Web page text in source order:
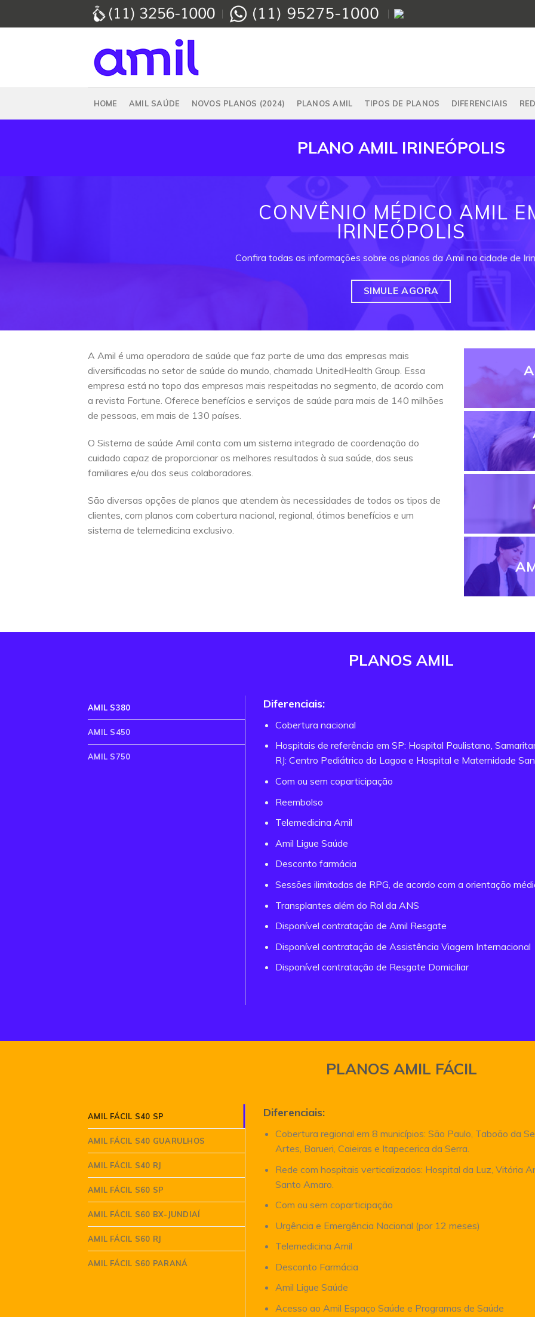
HOME AMIL SAÚDE NOVOS PLANOS (2024) PLANOS AMIL TIPOS DE PLANOS DIFERENCIAIS
PLANO AMIL IRINEÓPOLIS
CONVÊNIO MÉDICO AMIL
IRINEÓPOLIS
Confira todas as informações sobre os planos da Amil na cidade de
SIMULE AGORA
A Amil é uma operadora de saúde que faz parte de uma das empresas mais
diversificadas no setor de saúde do mundo, chamada UnitedHealth Group. Essa
empresa está no topo das empresas mais respeitadas no segmento, de acordo com
a revista Fortune. Oferece benefícios e serviços de saúde para mais de 140 milhões
de pessoas, em mais de 130 países.
O Sistema de saúde Amil conta com um sistema integrado de coordenação do
cuidado capaz de proporcionar os melhores resultados à sua saúde, dos seus
familiares e/ou dos seus colaboradores.
São diversas opções de planos que atendem às necessidades de todos os tipos de
clientes, com planos com cobertura nacional, regional, ótimos benefícios e um
sistema de telemedicina exclusivo.
PLANOS AMIL
AMIL S380
AMIL S450
AMIL S750
Diferenciais:
Cobertura nacional
Hospitais de referência em SP: Hospital Paulistano,
RJ: Centro Pediátrico da Lagoa e Hospital e Maternidade
Com ou sem coparticipação
Reembolso
Telemedicina Amil
Amil Ligue Saúde
Desconto farmácia
Sessões ilimitadas de RPG, de acordo com a orientação
Transplantes além do Rol da ANS
Disponível contratação de Amil Resgate
Disponível contratação de Assistência Viagem Internacional
Disponível contratação de Resgate Domiciliar
PLANOS AMIL FÁCIL
AMIL FÁCIL S40 SP
AMIL FÁCIL S40 GUARULHOS
AMIL FÁCIL S40 RJ
AMIL FÁCIL S60 SP
AMIL FÁCIL S60 BX-JUNDIAÍ
AMIL FÁCIL S60 RJ
AMIL FÁCIL S60 PARANÁ
Diferenciais:
Cobertura regional em 8 municípios: São Paulo, Taboão da
Artes, Barueri, Caieiras e Itapecerica da Serra.
Rede com hospitais verticalizados: Hospital da Luz, Vitória
Santo Amaro.
Com ou sem coparticipação
Urgência e Emergência Nacional (por 12 meses)
Telemedicina Amil
Desconto Farmácia
Amil Ligue Saúde
Acesso ao Amil Espaço Saúde e Programas de Saúde